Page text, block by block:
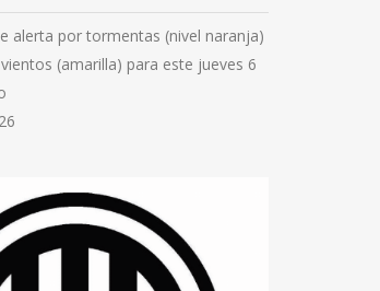
alerta por tormentas (nivel naranja)
(amarilla) para este jueves 6